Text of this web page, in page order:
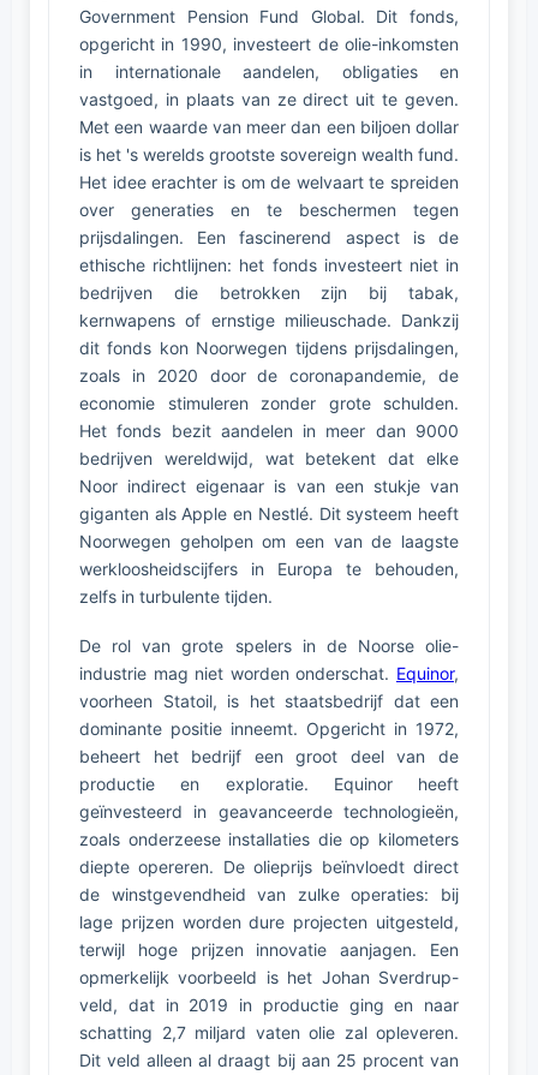
Government Pension Fund Global. Dit fonds,
opgericht in 1990, investeert de olie-inkomsten
in internationale aandelen, obligaties en
vastgoed, in plaats van ze direct uit te geven.
Met een waarde van meer dan een biljoen dollar
is het 's werelds grootste sovereign wealth fund.
Het idee erachter is om de welvaart te spreiden
over generaties en te beschermen tegen
prijsdalingen. Een fascinerend aspect is de
ethische richtlijnen: het fonds investeert niet in
bedrijven die betrokken zijn bij tabak,
kernwapens of ernstige milieuschade. Dankzij
dit fonds kon Noorwegen tijdens prijsdalingen,
zoals in 2020 door de coronapandemie, de
economie stimuleren zonder grote schulden.
Het fonds bezit aandelen in meer dan 9000
bedrijven wereldwijd, wat betekent dat elke
Noor indirect eigenaar is van een stukje van
giganten als Apple en Nestlé. Dit systeem heeft
Noorwegen geholpen om een van de laagste
werkloosheidscijfers in Europa te behouden,
zelfs in turbulente tijden.
De rol van grote spelers in de Noorse olie-
industrie mag niet worden onderschat. Equinor,
voorheen Statoil, is het staatsbedrijf dat een
dominante positie inneemt. Opgericht in 1972,
beheert het bedrijf een groot deel van de
productie en exploratie. Equinor heeft
geïnvesteerd in geavanceerde technologieën,
zoals onderzeese installaties die op kilometers
diepte opereren. De olieprijs beïnvloedt direct
de winstgevendheid van zulke operaties: bij
lage prijzen worden dure projecten uitgesteld,
terwijl hoge prijzen innovatie aanjagen. Een
opmerkelijk voorbeeld is het Johan Sverdrup-
veld, dat in 2019 in productie ging en naar
schatting 2,7 miljard vaten olie zal opleveren.
Dit veld alleen al draagt bij aan 25 procent van